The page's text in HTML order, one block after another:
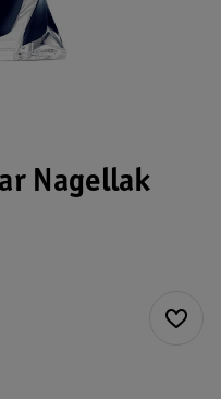
Nagellak